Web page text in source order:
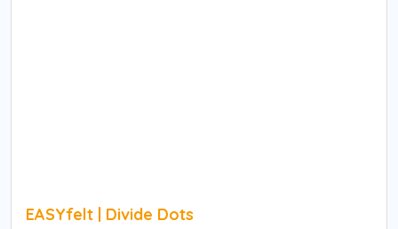
EASYfelt | Divide Dots